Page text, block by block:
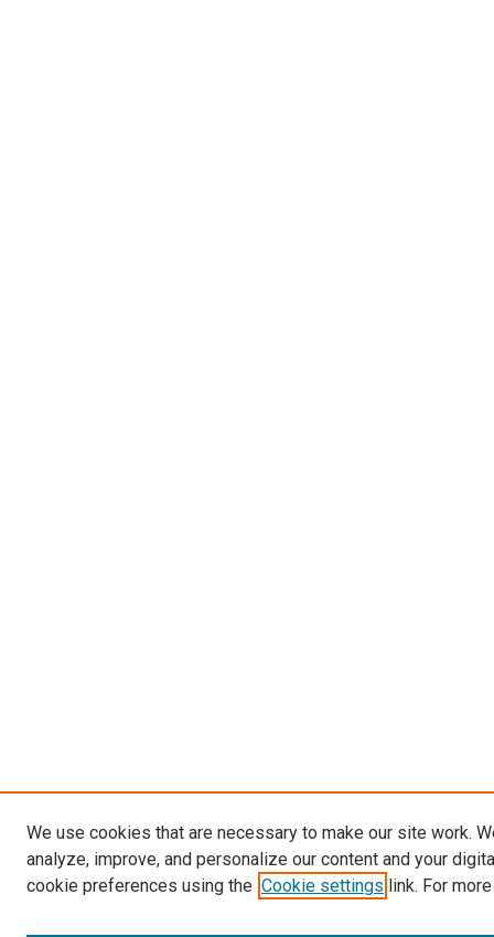
We use cookies that are necessary to make our site work.
analyze, improve, and personalize our content and your
cookie preferences using the Cookie settings link. For